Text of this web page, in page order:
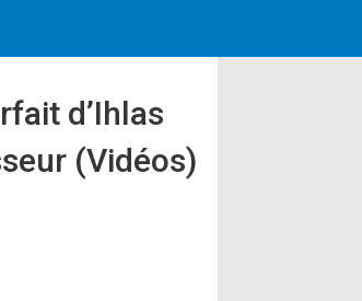
d’Ihlas
(Vidéos)